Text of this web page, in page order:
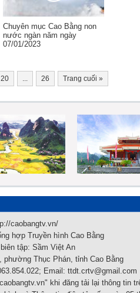
Chuyên mục Cao Bằng non
nước ngàn năm ngày
07/01/2023
20 ... 26 Trang cuối »
caobangtv.vn/
hợp Truyền hình Cao Bằng
tập: Sầm Việt An
Thục Phán, tỉnh Cao Bằng
Email: ttdt.crtv@gmail.com
khi đăng tải lại thông tin